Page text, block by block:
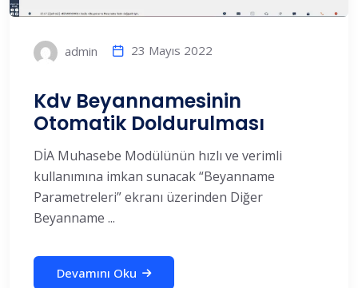
admin 23 Mayıs 2022
Kdv Beyannamesinin
Otomatik Doldurulması
DİA Muhasebe Modülünün hızlı ve verimli
kullanımına imkan sunacak “Beyanname
Parametreleri” ekranı üzerinden Diğer
Beyanname ...
Devamını Oku